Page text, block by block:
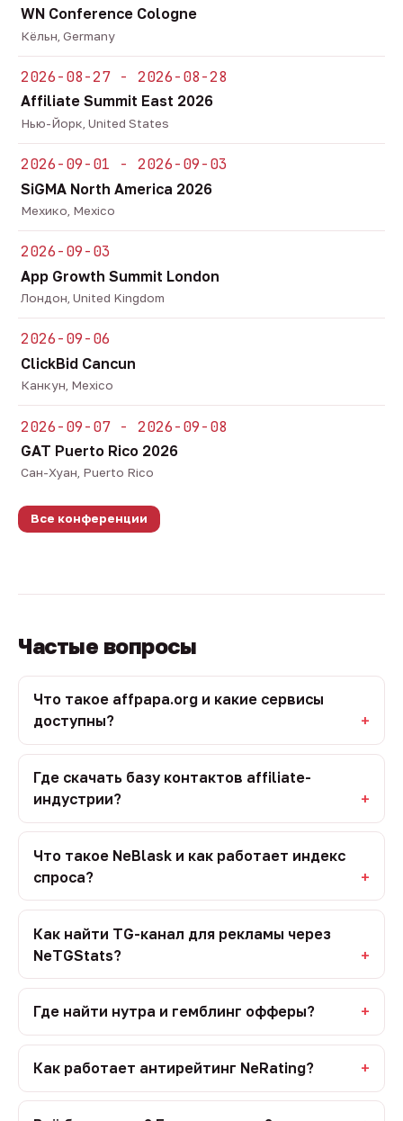
WN Conference Cologne
Кёльн, Germany
2026-08-27 - 2026-08-28
Affiliate Summit East 2026
Нью-Йорк, United States
2026-09-01 - 2026-09-03
SiGMA North America 2026
Мехико, Mexico
2026-09-03
App Growth Summit London
Лондон, United Kingdom
2026-09-06
ClickBid Cancun
Канкун, Mexico
2026-09-07 - 2026-09-08
GAT Puerto Rico 2026
Сан-Хуан, Puerto Rico
Все конференции
Частые вопросы
Что такое affpapa.org и какие сервисы
доступны?
Где скачать базу контактов affiliate-
индустрии?
Что такое NeBlask и как работает индекс
спроса?
Как найти TG-канал для рекламы через
NeTGStats?
Где найти нутра и гемблинг офферы?
Как работает антирейтинг NeRating?